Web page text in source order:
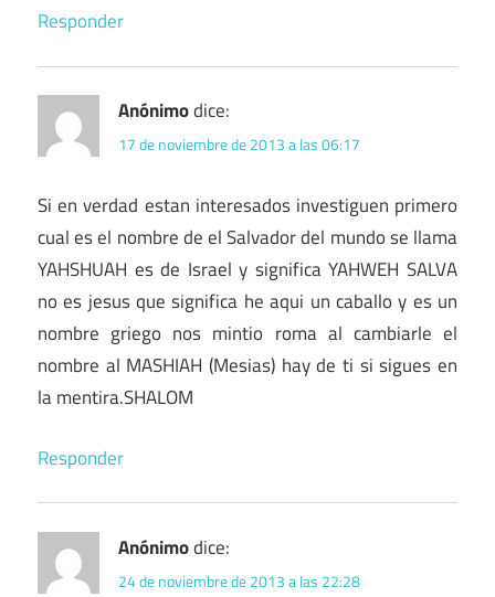
Responder
Anónimodice:
17 de noviembre de 2013 a las 06:17
Si en verdad estan interesados investiguen primero
cual es el nombre de el Salvador del mundo se llama
YAHSHUAH es de Israel y significa YAHWEH SALVA
no es jesus que significa he aqui un caballo y es un
nombre griego nos mintio roma al cambiarle el
nombre al MASHIAH (Mesias) hay de ti si sigues en
la mentira.SHALOM
Responder
Anónimodice:
24 de noviembre de 2013 a las 22:28